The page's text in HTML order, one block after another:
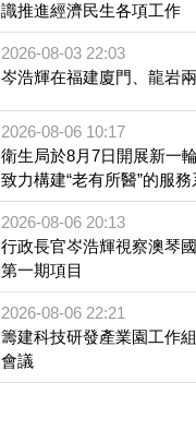
識推進經濟民生各項工作
2026-08-03 22:03
岑浩輝在福建廈門、龍岩
2026-08-06 10:17
衛生局於8月7日開展新一
致力構建“老有所醫”的服
2026-08-06 20:13
行政長官岑浩輝視察澳琴
第一期項目
2026-08-06 22:21
籌建科技研發產業園工作
會議